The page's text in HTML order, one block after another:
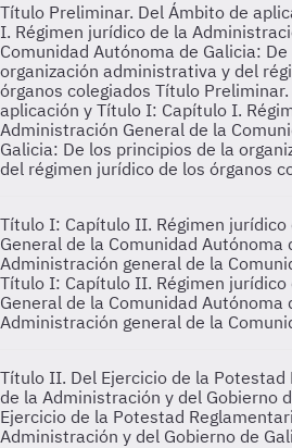
Título Preliminar. Del Ámbito de
I. Régimen jurídico de la
Comunidad Autónoma de Galicia:
organización administrativa y del
órganos colegiados Título
aplicación y Título I: Capítulo I.
Administración General de la
Galicia: De los principios de la
del régimen jurídico de los órganos
Título I: Capítulo II. Régimen
General de la Comunidad Autónoma
Administración general de la
Título I: Capítulo II. Régimen
General de la Comunidad Autónoma
Administración general de la
Título II. Del Ejercicio de la
de la Administración y del Gobierno
Ejercicio de la Potestad
Administración y del Gobierno de